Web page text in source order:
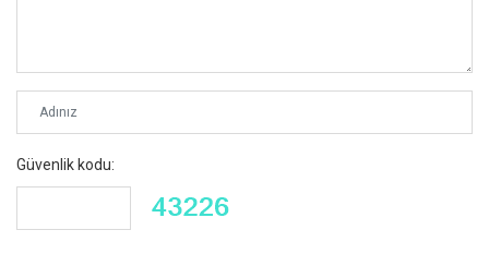
Güvenlik kodu: